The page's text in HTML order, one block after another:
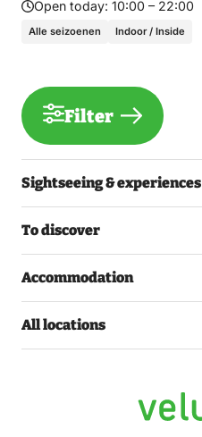
Open today: 10:00 – 22:00
Alle seizoenen Indoor / Inside
Filter
Sightseeing & experiences
To discover
Accommodation
All locations